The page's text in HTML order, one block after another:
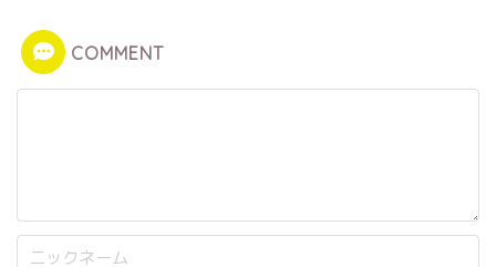
COMMENT